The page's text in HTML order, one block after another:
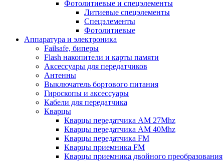
Фотолитиевые и спецэлементы
Литиевые спецэлементы
Спецэлементы
Фотолитиевые
Аппаратура и электроника
Failsafe, биперы
Flash накопители и карты памяти
Аксессуары для передатчиков
Антенны
Выключатель бортового питания
Гироскопы и аксессуары
Кабели для передатчика
Кварцы
Кварцы передатчика AM 27Mhz
Кварцы передатчика AM 40Mhz
Кварцы передатчика FM
Кварцы приемника FM
Кварцы приемника двойного преобразования